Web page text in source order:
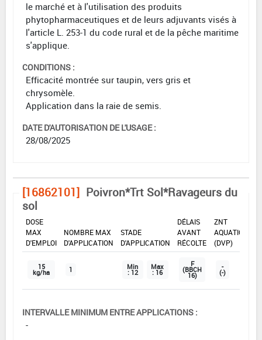
le marché et à l'utilisation des produits
phytopharmaceutiques et de leurs adjuvants visés à
l'article L. 253-1 du code rural et de la pêche maritime
s'applique.
CONDITIONS :
Efficacité montrée sur taupin, vers gris et
chrysomèle.
Application dans la raie de semis.
DATE D'AUTORISATION DE L'USAGE :
28/08/2025
[16862101] Poivron*Trt Sol*Ravageurs du
sol
DOSE
MAX
D'EMPLOI
NOMBRE MAX
D'APPLICATION
STADE
D'APPLICATION
DÉLAIS
AVANT
RÉCOLTE
ZNT
AQUATIQUE
(DVP)
15
kg/ha 1 Min
: 12
Max
: 16
F
(BBCH
16)
-
(-)
INTERVALLE MINIMUM ENTRE APPLICATIONS :
-